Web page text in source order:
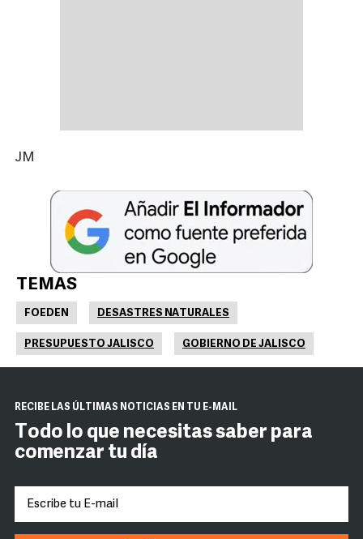
JM
TEMAS
FOEDEN DESASTRES NATURALES
PRESUPUESTO JALISCO GOBIERNO DE JALISCO
RECIBE LAS ÚLTIMAS NOTICIAS EN TU E-MAIL
Todo lo que necesitas saber para
comenzar tu día